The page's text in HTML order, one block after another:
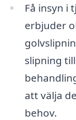
Få insyn i
erbjuder
slipning
att välja
behov.